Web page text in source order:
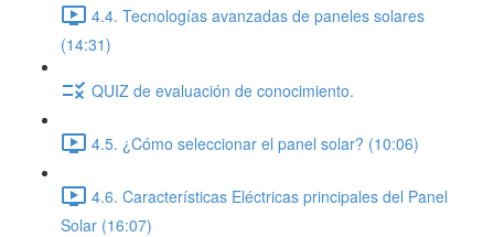
4.4. Tecnologías avanzadas de paneles solares
(14:31)
QUIZ de evaluación de conocimiento.
4.5. ¿Cómo seleccionar el panel solar? (10:06)
4.6. Características Eléctricas principales del Panel
Solar (16:07)